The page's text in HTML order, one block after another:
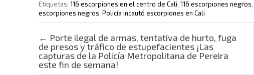
Etiquetas: 116 escorpiones en el centro de Cali, 116 escorpiones negros,
escorpiones negros, Policía incautó escorpiones en Cali
Post navigation
← Porte ilegal de armas, tentativa de hurto, fuga
de presos y tráfico de estupefacientes ¡Las
capturas de la Policía Metropolitana de Pereira
este fin de semana!